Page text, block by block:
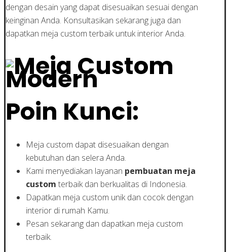
dengan desain yang dapat disesuaikan sesuai dengan
keinginan Anda. Konsultasikan sekarang juga dan
dapatkan meja custom terbaik untuk interior Anda.
Poin Kunci:
Meja custom dapat disesuaikan dengan
kebutuhan dan selera Anda.
Kami menyediakan layanan pembuatan meja
custom terbaik dan berkualitas di Indonesia.
Dapatkan meja custom unik dan cocok dengan
interior di rumah Kamu.
Pesan sekarang dan dapatkan meja custom
terbaik.